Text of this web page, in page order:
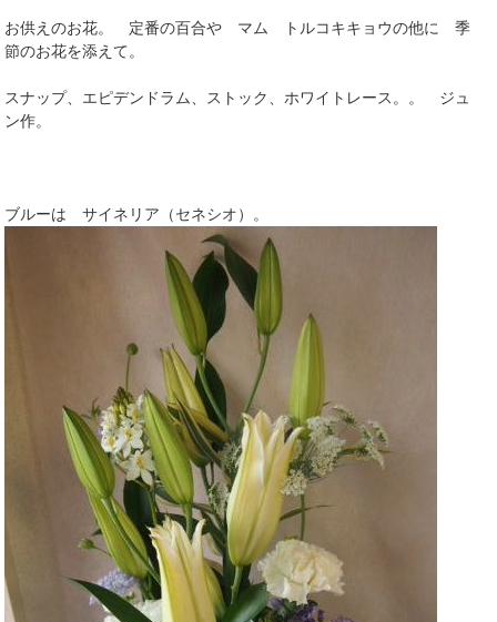
お供えのお花。 定番の百合や マム トルコキキョウの他に 季
節のお花を添えて。
スナップ、エピデンドラム、ストック、ホワイトレース。。 ジュ
ン作。
ブルーは サイネリア（セネシオ）。